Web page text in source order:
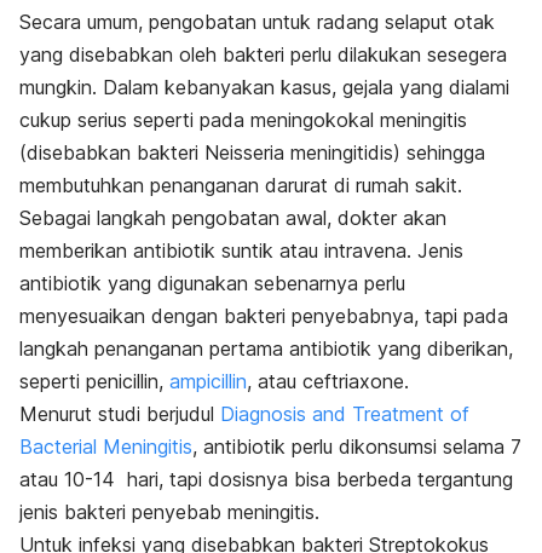
Secara umum, pengobatan untuk radang selaput otak
yang disebabkan oleh bakteri perlu dilakukan sesegera
mungkin. Dalam kebanyakan kasus, gejala yang dialami
cukup serius seperti pada meningokokal meningitis
(disebabkan bakteri Neisseria meningitidis) sehingga
membutuhkan penanganan darurat di rumah sakit.
Sebagai langkah pengobatan awal, dokter akan
memberikan antibiotik suntik atau intravena. Jenis
antibiotik yang digunakan sebenarnya perlu
menyesuaikan dengan bakteri penyebabnya, tapi pada
langkah penanganan pertama antibiotik yang diberikan,
seperti penicillin, ampicillin, atau ceftriaxone.
Menurut studi berjudul Diagnosis and Treatment of
Bacterial Meningitis, antibiotik perlu dikonsumsi selama 7
atau 10-14 hari, tapi dosisnya bisa berbeda tergantung
jenis bakteri penyebab meningitis.
Untuk infeksi yang disebabkan bakteri Streptokokus